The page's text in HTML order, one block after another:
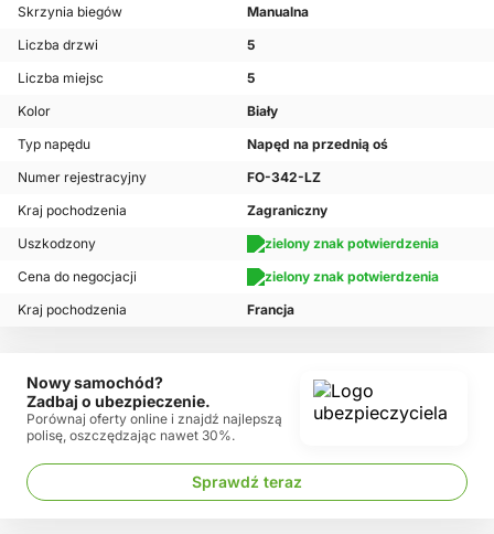
Skrzynia biegów
Manualna
Liczba drzwi
5
Liczba miejsc
5
Kolor
Biały
Typ napędu
Napęd na przednią oś
Numer rejestracyjny
FO-342-LZ
Kraj pochodzenia
Zagraniczny
Uszkodzony
Cena do negocjacji
Kraj pochodzenia
Francja
Nowy samochód?
Zadbaj o ubezpieczenie.
Porównaj oferty online i znajdź najlepszą
polisę, oszczędzając nawet 30%.
Sprawdź teraz